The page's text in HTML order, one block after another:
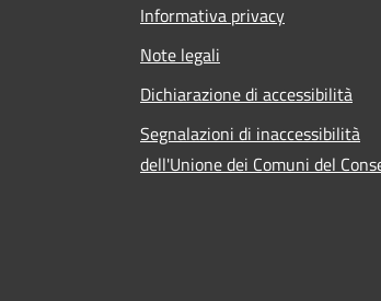
Informativa privacy
Note legali
Dichiarazione di accessibilità
Segnalazioni di inaccessibilità
dell'Unione dei Comuni del